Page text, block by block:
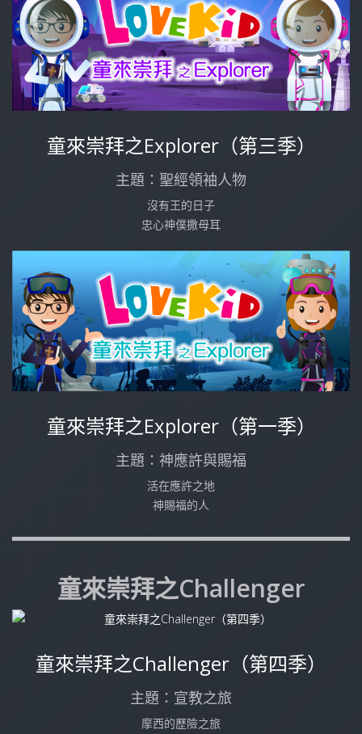
童來崇拜之Explorer（第三季）
主題：聖經領袖人物
沒有王的日子
忠心神僕撒母耳
童來崇拜之Explorer（第一季）
主題：神應許與賜福
活在應許之地
神賜福的人
童來崇拜之Challenger
童來崇拜之Challenger（第四季）
主題：宣教之旅
摩西的歷險之旅